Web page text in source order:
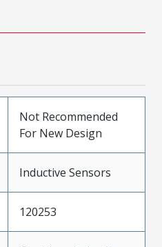
Not Recommended
For New Design
Inductive Sensors
120253